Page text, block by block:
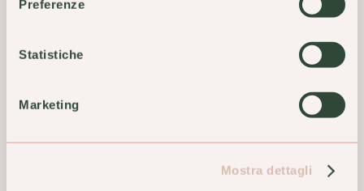
Preferenze
Statistiche
Marketing
Mostra dettagli
34,00 €
ACQUISTA
Dermolenitivo 200ml